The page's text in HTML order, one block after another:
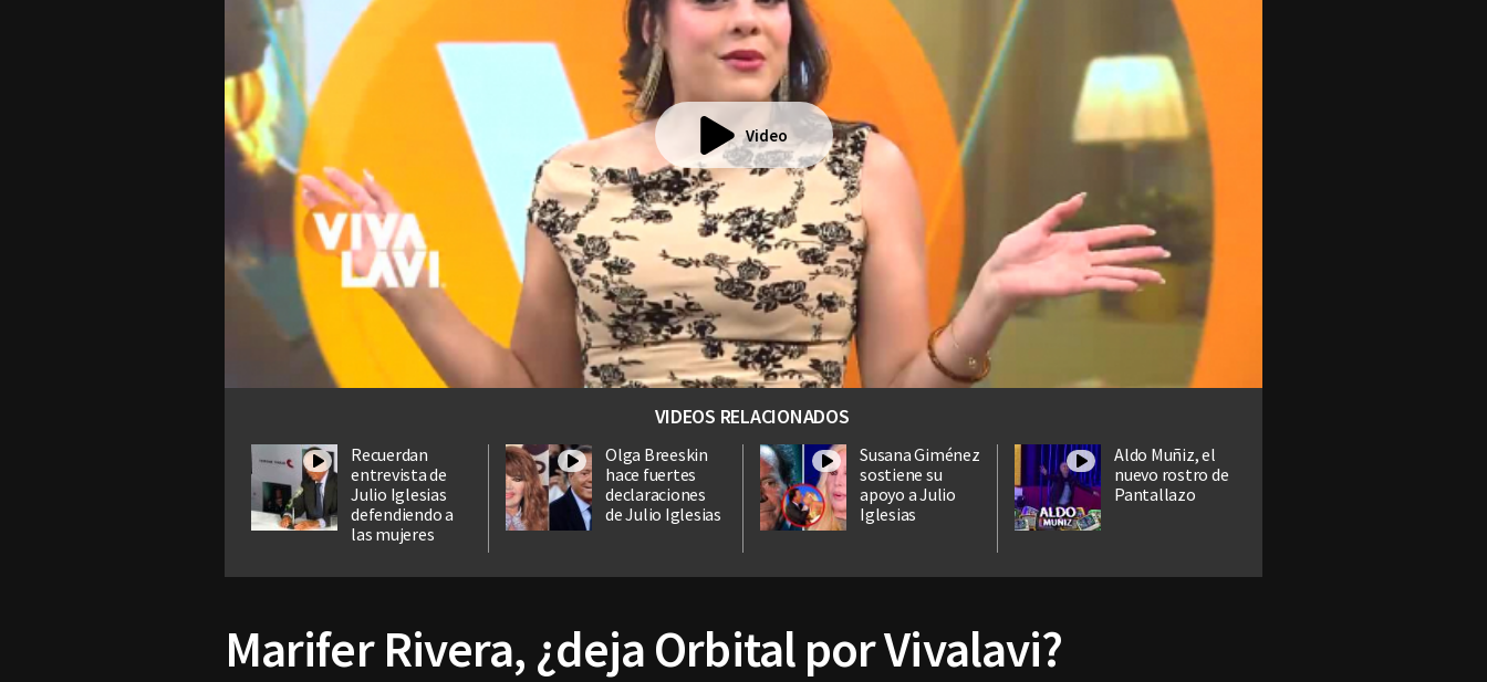
Video
VIDEOS RELACIONADOS
Recuerdan
entrevista de
Julio Iglesias
defendiendo a
las mujeres
Olga Breeskin
hace fuertes
declaraciones
de Julio Iglesias
Susana Giménez
sostiene su
apoyo a Julio
Iglesias
Aldo Muñiz, el
nuevo rostro de
Pantallazo
Marifer Rivera, ¿deja Orbital por Vivalavi?